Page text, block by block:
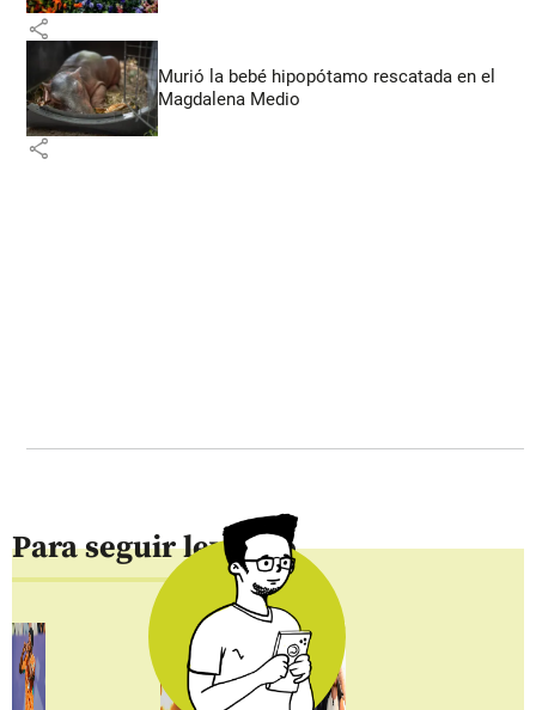
share
Murió la bebé hipopótamo rescatada en el
Magdalena Medio
share
Para seguir leyendo